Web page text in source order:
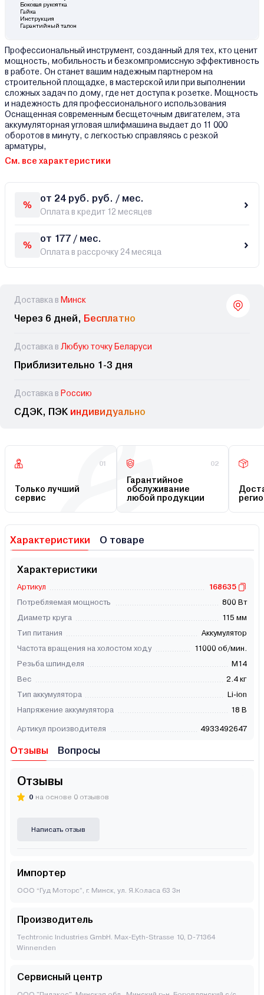
Боковая рукоятка
Гайка
Инструкция
Гарантийный талон
Профессиональный инструмент, созданный для тех, кто ценит
мощность, мобильность и безкомпромиссную эффективность
в работе. Он станет вашим надежным партнером на
строительной площадке, в мастерской или при выполнении
сложных задач по дому, где нет доступа к розетке. Мощность
и надежность для профессионального использования
Оснащенная современным бесщеточным двигателем, эта
аккумуляторная угловая шлифмашина выдает до 11 000
оборотов в минуту, с легкостью справляясь с резкой
арматуры,
См. все характеристики
от 24 руб. руб. / мес.
Оплата в кредит 12 месяцев
от 177 / мес.
Оплата в рассрочку 24 месяца
Доставка в Минск
Через 6 дней, Бесплатно
Доставка в Любую точку Беларуси
Приблизительно 1-3 дня
Доставка в Россию
СДЭК, ПЭК индивидуально
01
Только лучший
сервис
02
Гарантийное
обслуживание
любой продукции
Характеристики О товаре
Характеристики
Артикул
168635
Потребляемая мощность
800 Вт
Диаметр круга
115 мм
Тип питания
Аккумулятор
Частота вращения на холостом ходу
11000 об/мин.
Резьба шпинделя
М14
Вес
2.4 кг
Тип аккумулятора
Li-ion
Напряжение аккумулятора
18 В
Артикул производителя 4933492647
Отзывы Вопросы
Отзывы
0 на основе 0 отзывов
Написать отзыв
Импортер
ООО “Гуд Моторс”, г. Минск, ул. Я.Коласа 63 3н
Производитель
Techtronic Industries GmbH. Max-Eyth-Strasse 10, D-71364
Winnenden
Сервисный центр